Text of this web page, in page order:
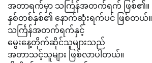
အတာရက်မှာ သင်္ကြန်အတက်ရက် ဖြစ်၏။
နှစ်တစ်နှစ်၏ နောက်ဆုံးရက်ပင် ဖြစ်တယ်။
သင်္ကြန်အတက်ရက်နှင့်
မွေးနေ့တိုက်ဆိုင်သူများသည်
အတာသင့်သူများ ဖြစ်လာပါတယ်။